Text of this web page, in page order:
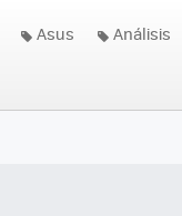
Asus Análisis